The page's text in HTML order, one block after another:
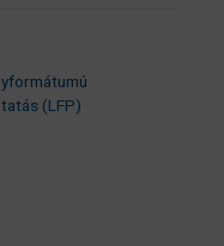
(LFP)